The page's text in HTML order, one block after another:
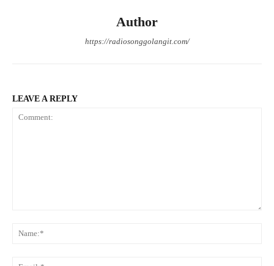
Author
https://radiosonggolangit.com/
LEAVE A REPLY